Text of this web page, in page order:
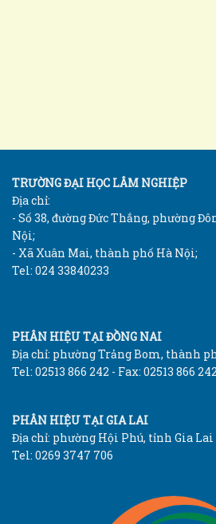
TRƯỜNG ĐẠI HỌC LÂM NGHIỆP
Địa chỉ:
- Số 38, đường Đức Thắng, phường
Nội;
- Xã Xuân Mai, thành phố Hà Nội;
Tel: 024 33840233
PHÂN HIỆU TẠI ĐỒNG NAI
Địa chỉ: phường Trảng Bom, thành
Tel: 02513 866 242 - Fax: 02513 866 242
PHÂN HIỆU TẠI GIA LAI
Địa chỉ: phường Hội Phú, tỉnh Gia Lai
Tel: 0269 3747 706